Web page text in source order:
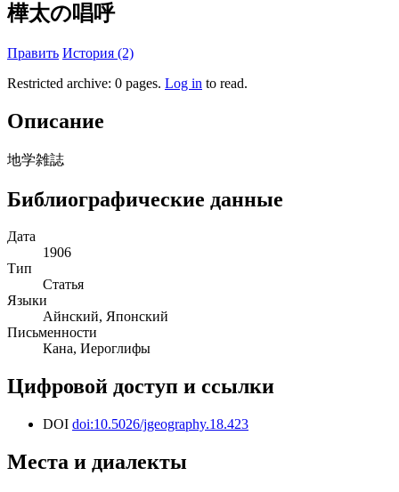
樺太の唱呼
Править История (2)
Restricted archive: 0 pages. Log in to read.
Описание
地学雑誌
Библиографические данные
Дата
1906
Тип
Статья
Языки
Айнский, Японский
Письменности
Кана, Иероглифы
Цифровой доступ и ссылки
DOI doi:10.5026/jgeography.18.423
Места и диалекты